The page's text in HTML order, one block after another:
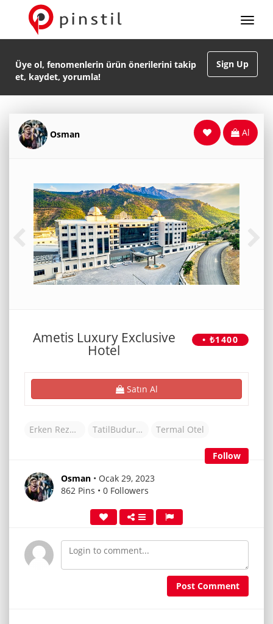
Sign Up
Üye ol, fenomenlerin ürün önerilerini takip
et, kaydet, yorumla!
Osman Al
• ₺1400
Ametis Luxury Exclusive
Hotel
Satın Al
Erken Rezervasyon Otelleri TatilBudur Otel Termal Otel
Follow
Osman • Ocak 29, 2023
862 Pins • 0 Followers
Post Comment